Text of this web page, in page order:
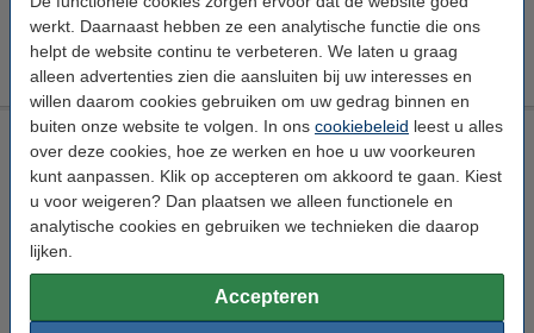
werkt. Daarnaast hebben ze een analytische functie die ons
helpt de website continu te verbeteren. We laten u graag
alleen advertenties zien die aansluiten bij uw interesses en
willen daarom cookies gebruiken om uw gedrag binnen en
buiten onze website te volgen. In ons cookiebeleid leest u alles
over deze cookies, hoe ze werken en hoe u uw voorkeuren
kunt aanpassen. Klik op accepteren om akkoord te gaan. Kiest
u voor weigeren? Dan plaatsen we alleen functionele en
analytische cookies en gebruiken we technieken die daarop
lijken.
Accepteren
HG adviesprijs
€ 5,49 Bestellen
Universeel stofzuiger-opzetstuk 32 mm plumeau (123schoon
huismerk)
123schoon Opzetborstel Plumeauborstel
Bekijk de specificaties en beschrijving
Morgen in huis